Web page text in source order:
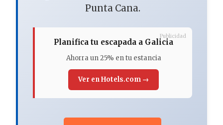
Punta Cana.
Planifica tu escapada a Galicia
Ahorra un 25% en tu estancia
Ver en Hotels.com →
Publicidad